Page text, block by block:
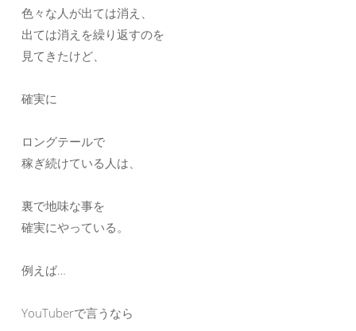
色々な人が出ては消え、
出ては消えを繰り返すのを
見てきたけど、
確実に
ロングテールで
稼ぎ続けている人は、
裏で地味な事を
確実にやっている。
例えば…
YouTuberで言うなら